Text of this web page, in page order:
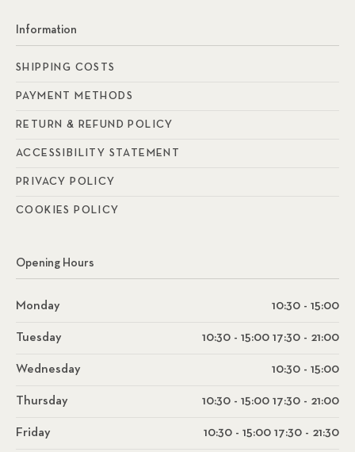
Information
SHIPPING COSTS
PAYMENT METHODS
RETURN & REFUND POLICY
ACCESSIBILITY STATEMENT
PRIVACY POLICY
COOKIES POLICY
Opening Hours
Monday 10:30 - 15:00
Tuesday 10:30 - 15:00 17:30 - 21:00
Wednesday 10:30 - 15:00
Thursday 10:30 - 15:00 17:30 - 21:00
Friday 10:30 - 15:00 17:30 - 21:30